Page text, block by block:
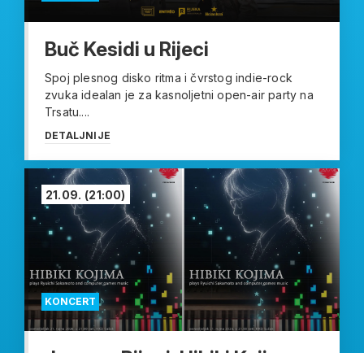
Buč Kesidi u Rijeci
Spoj plesnog disko ritma i čvrstog indie-rock
zvuka idealan je za kasnoljetni open-air party na
Trsatu....
DETALJNIJE
KONCERT
21.09. (21:00)